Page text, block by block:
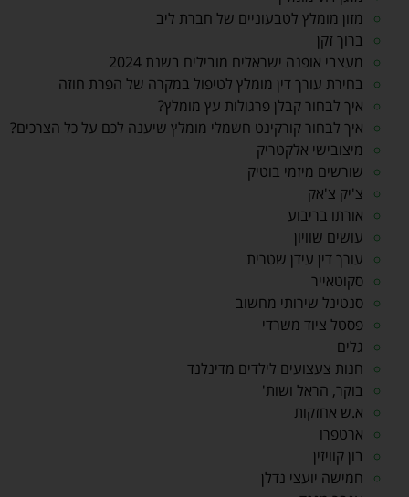
מזון מומלץ לטבעוניים של חברת ליב
ברוך זקן
מעצבי אופנה ישראלים מובילים בשנת 2024
בחירת עורך דין מומלץ לטיפול במקרה של הפרת חוזה
איך לבחור קבלן פרגולות עץ מומלץ?
איך לבחור קורקינט חשמלי מומלץ שיענה לכם על כל הצרכים?
מיצובישי אלקטריק
שורשים מיזמי בוטיק
צ'יק צ'אק
אורתו בריבוע
עושים שוויון
עורך דין עידן שטרית
סקוטאייר
סנטינל שירותי מחשוב
פסטל ציוד משרדי
גלים
חנות צעצועים לילדים מדינלנד
בוקר, הראל ושות'
א.ש אחזקות
ארטפרו
בון קוויזין
חמישה יועצי נדלן